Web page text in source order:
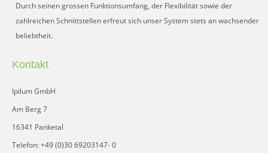
Durch seinen grossen Funktionsumfang, der Flexibilität sowie der
zahlreichen Schnittstellen erfreut sich unser System stets an wachsender
beliebtheit.
Kontakt
Ipilum GmbH
Am Berg 7
16341 Panketal
Telefon: +49 (0)30 69203147- 0